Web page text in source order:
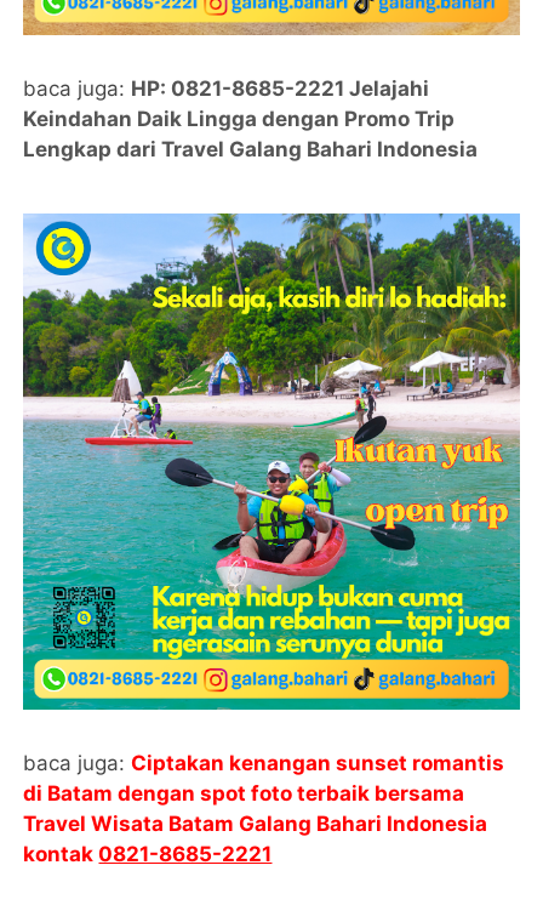
baca juga: HP: 0821-8685-2221 Jelajahi
Keindahan Daik Lingga dengan Promo Trip
Lengkap dari Travel Galang Bahari Indonesia
baca juga:Ciptakan kenangan sunset romantis
di Batam dengan spot foto terbaik bersama
Travel Wisata Batam Galang Bahari Indonesia
kontak0821-8685-2221